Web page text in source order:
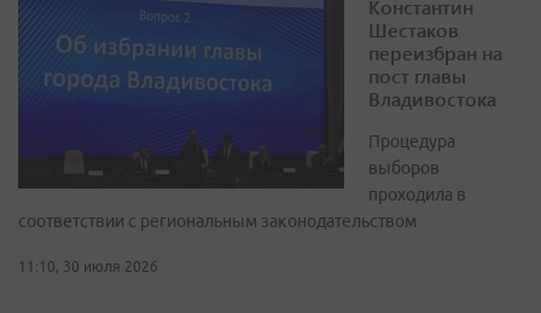
Константин
Шестаков
переизбран на
пост главы
Владивостока
Процедура
выборов
проходила в
соответствии с региональным законодательством
11:10, 30 июля 2026